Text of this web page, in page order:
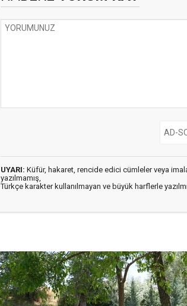
UYARI: Küfür, hakaret, rencide edici cümleler veya
yazılmamış,
Türkçe karakter kullanılmayan ve büyük harflerle